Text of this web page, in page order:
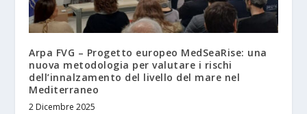
Arpa FVG – Progetto europeo MedSeaRise: una
nuova metodologia per valutare i rischi
dell’innalzamento del livello del mare nel
Mediterraneo
2 Dicembre 2025